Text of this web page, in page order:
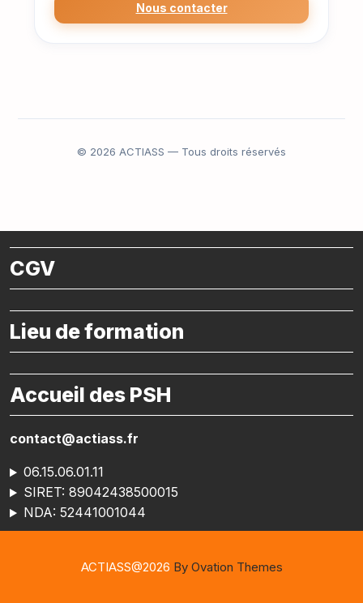
Nous contacter
© 2026 ACTIASS — Tous droits réservés
CGV
Lieu de formation
Accueil des PSH
contact@actiass.fr
06.15.06.01.11
SIRET: 89042438500015
NDA: 52441001044
ACTIASS@2026 By Ovation Themes